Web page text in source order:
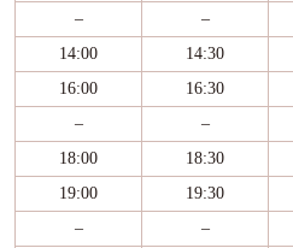
–
–
14:00
14:30
16:00
16:30
–
–
18:00
18:30
19:00
19:30
–
–